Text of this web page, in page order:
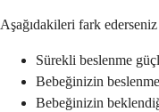
Aşağıdakileri fark
Sürekli beslenme
Bebeğinizin
Bebeğinizin